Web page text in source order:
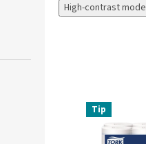
High-contrast mode
Tip